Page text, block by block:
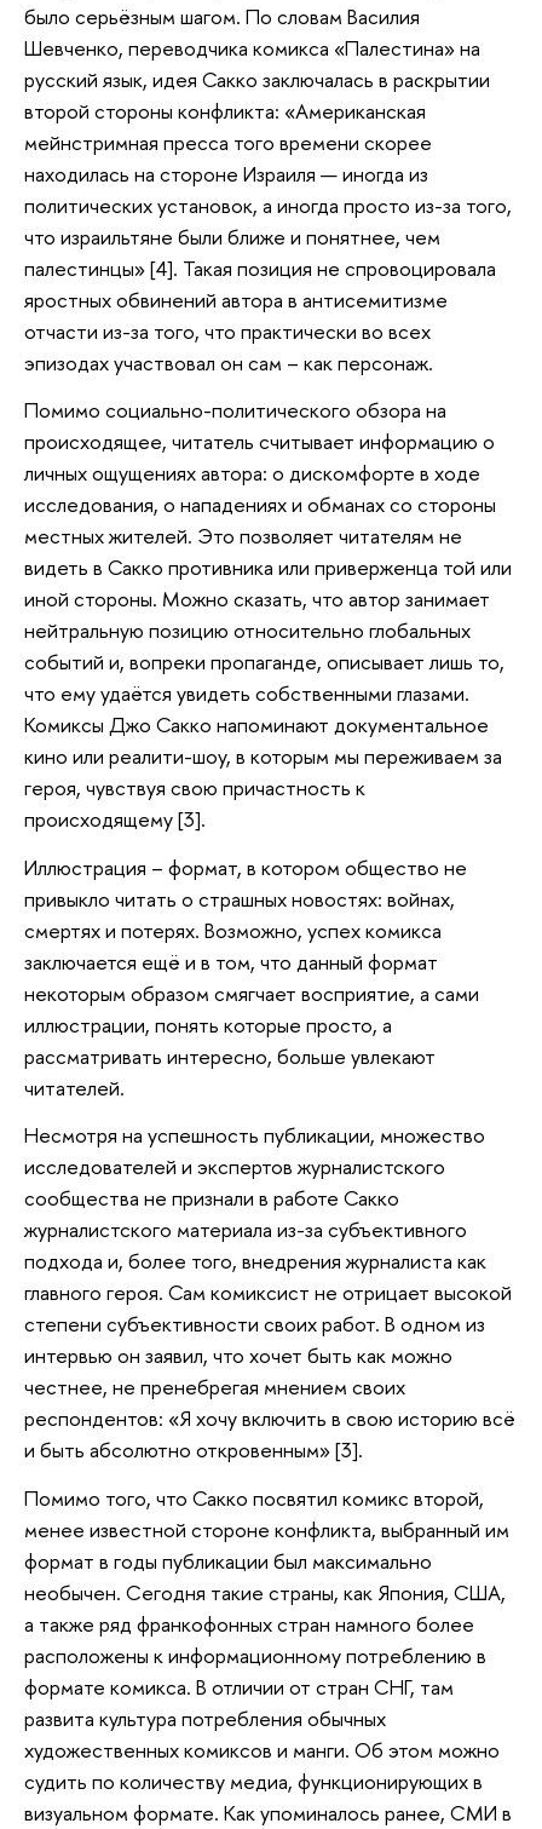
было серьёзным шагом. По словам Василия
Шевченко, переводчика комикса «Палестина» на
русский язык, идея Сакко заключалась в раскрытии
второй стороны конфликта: «Американская
мейнстримная пресса того времени скорее
находилась на стороне Израиля — иногда из
политических установок, а иногда просто из-за того,
что израильтяне были ближе и понятнее, чем
палестинцы» [4]. Такая позиция не спровоцировала
яростных обвинений автора в антисемитизме
отчасти из-за того, что практически во всех
эпизодах участвовал он сам – как персонаж.
Помимо социально-политического обзора на
происходящее, читатель считывает информацию о
личных ощущениях автора: о дискомфорте в ходе
исследования, о нападениях и обманах со стороны
местных жителей. Это позволяет читателям не
видеть в Сакко противника или приверженца той или
иной стороны. Можно сказать, что автор занимает
нейтральную позицию относительно глобальных
событий и, вопреки пропаганде, описывает лишь то,
что ему удаётся увидеть собственными глазами.
Комиксы Джо Сакко напоминают документальное
кино или реалити-шоу, в которым мы переживаем за
героя, чувствуя свою причастность к
происходящему [3].
Иллюстрация – формат, в котором общество не
привыкло читать о страшных новостях: войнах,
смертях и потерях. Возможно, успех комикса
заключается ещё и в том, что данный формат
некоторым образом смягчает восприятие, а сами
иллюстрации, понять которые просто, а
рассматривать интересно, больше увлекают
читателей.
Несмотря на успешность публикации, множество
исследователей и экспертов журналистского
сообщества не признали в работе Сакко
журналистского материала из-за субъективного
подхода и, более того, внедрения журналиста как
главного героя. Сам комиксист не отрицает высокой
степени субъективности своих работ. В одном из
интервью он заявил, что хочет быть как можно
честнее, не пренебрегая мнением своих
респондентов: «Я хочу включить в свою историю всё
и быть абсолютно откровенным» [3].
Помимо того, что Сакко посвятил комикс второй,
менее известной стороне конфликта, выбранный им
формат в годы публикации был максимально
необычен. Сегодня такие страны, как Япония, США,
а также ряд франкофонных стран намного более
расположены к информационному потреблению в
формате комикса. В отличии от стран СНГ, там
развита культура потребления обычных
художественных комиксов и манги. Об этом можно
судить по количеству медиа, функционирующих в
визуальном формате. Как упоминалось ранее, СМИ в